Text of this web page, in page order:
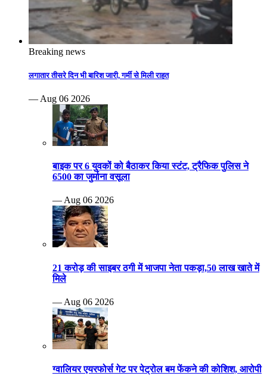
Breaking news
लगातार तीसरे दिन भी बारिश जारी, गर्मी से मिली राहत
— Aug 06 2026
बाइक पर 6 युवकों को बैठाकर किया स्टंट, ट्रैफिक पुलिस ने
6500 का जुर्माना वसूला
— Aug 06 2026
21 करोड़ की साइबर ठगी में भाजपा नेता पकड़ा,50 लाख खाते में
मिले
— Aug 06 2026
ग्वालियर एयरफोर्स गेट पर पेट्रोल बम फेंकने की कोशिश, आरोपी